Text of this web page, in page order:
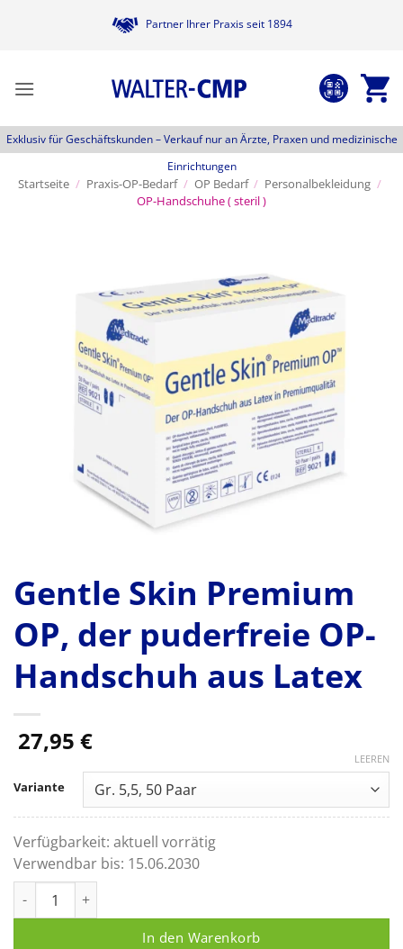
Partner Ihrer Praxis seit 1894
Exklusiv für Geschäftskunden –Verkauf nur an Ärzte, Praxen und medizinische
Einrichtungen
Startseite / Praxis-OP-Bedarf / OP Bedarf / Personalbekleidung /
OP-Handschuhe ( steril )
Gentle Skin Premium
OP, der puderfreie OP-
Handschuh aus Latex
27,95 €
Variante
LEEREN
Verfügbarkeit: aktuell vorrätig
Verwendbar bis: 15.06.2030
In den Warenkorb